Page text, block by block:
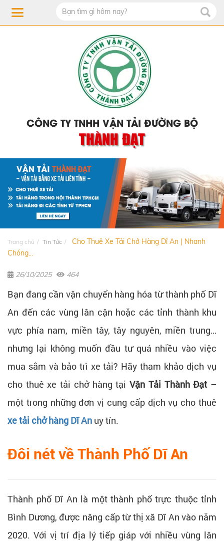
CÔNG TY TNHH VẬN TẢI ĐƯỜNG BỘ
THÀNH ĐẠT
Trang chủ Tin Tức
Cho Thuê Xe Tải Chở Hàng Dĩ An | Nhanh
Chóng...
26/10/2025 464
Bạn đang cần vận chuyển hàng hóa từ thành phố Dĩ
An đến các vùng lân cận hoặc các tỉnh thành khu
vực phía nam, miền tây, tây nguyên, miền trung…
nhưng lại không muốn đầu tư quá nhiều vào việc
mua sắm và bảo trì xe tải? Hãy tham khảo dịch vụ
cho thuê xe tải chở hàng tạiVận Tải Thành Đạt –
một trong những đơn vị cung cấp dịch vụ cho thuê
xe tải chở hàng Dĩ An uy tín.
Đôi nét về Thành Phố Dĩ An
Thành phố Dĩ An là một thành phố trực thuộc tỉnh
Bình Dương, được nâng cấp từ thị xã Dĩ An vào năm
2020. Với vị trí địa lý tiếp giáp với nhiều vùng lân